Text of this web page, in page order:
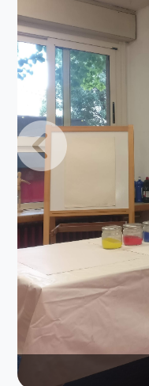
Previous